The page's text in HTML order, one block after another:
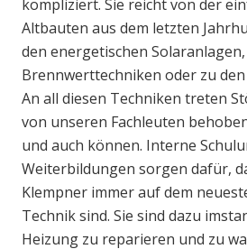
kompliziert. Sie reicht von der
Altbauten aus dem letzten
den energetischen
Brennwerttechniken oder zu
An all diesen Techniken treten
von unseren Fachleuten
und auch können. Interne
Weiterbildungen sorgen dafür,
Klempner immer auf dem
Technik sind. Sie sind dazu
Heizung zu reparieren und zu